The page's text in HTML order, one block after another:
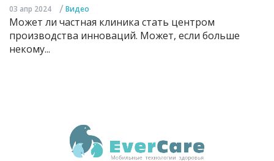
03 апр 2024 / Видео
Может ли частная клиника стать центром
производства инноваций. Может, если больше
некому...